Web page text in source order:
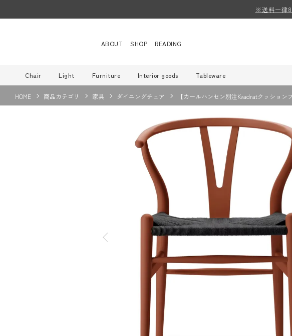
※送料一律
ABOUT SHOP READING
Chair Light Furniture Interior goods Tableware
HOME 商品カテゴリ 家具 ダイニングチェア 【カールハンセン別注Kvadratクッション